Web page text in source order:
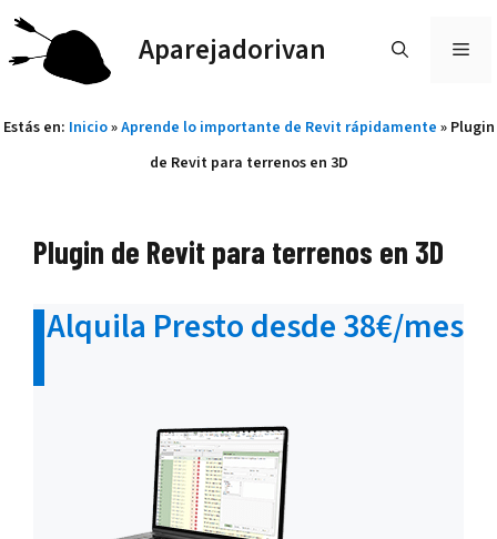
Saltar
al
contenido
Aparejadorivan
Estás en: Inicio»Aprende lo importante de Revit rápidamente » Plugin
de Revit para terrenos en 3D
Plugin de Revit para terrenos en 3D
Alquila Presto desde 38€/mes